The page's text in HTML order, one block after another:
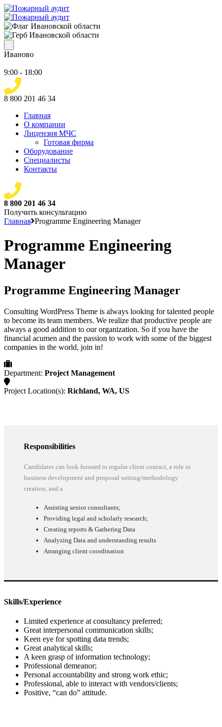
Иваново
9:00 - 18:00
8 800 201 46 34
Главная
О компании
Лицензия МЧС
Готовая фирма
Оборудование
Специалисты
Контакты
8 800 201 46 34
Получить консультацию
Главная Programme Engineering Manager
Programme Engineering
Manager
Programme Engineering Manager
Consulting WordPress Theme is always looking for talented people
to become its team members. We realize that productive people are
always a good addition to our organization. So if you have the
financial acumen and the passion to work with some of the biggest
companies in the world, join in!
Department: Project Management
Project Location(s): Richland, WA, US
Responsibilities
Candidates can look forward to regular client contact, a role in
business development and proposal writing/methodology
creation, and a
Assisting senior consultants;
Providing legal and scholarly research;
Creating reports & Gathering Data
Analyzing Data and understanding results
Arranging client coordination
Skills/Experience
Limited experience at consultancy preferred;
Great interpersonal communication skills;
Keen eye for spotting data trends;
Great analytical skills;
A keen grasp of information technology;
Professional demeanor;
Personal accountability and strong work ethic;
Professional, able to interact with vendors/clients;
Positive, “can do” attitude.